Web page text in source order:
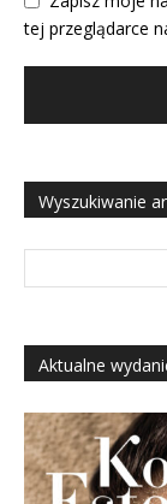
tej przeglądarce
Wyszukiwanie
Aktualne